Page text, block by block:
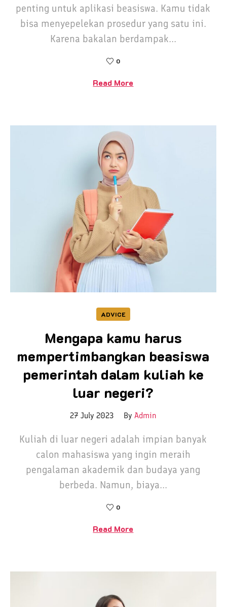
penting untuk aplikasi beasiswa. Kamu tidak
bisa menyepelekan prosedur yang satu ini.
Karena bakalan berdampak...
0
Read More
ADVICE
Mengapa kamu harus
mempertimbangkan beasiswa
pemerintah dalam kuliah ke
luar negeri?
27 July 2023 By Admin
Kuliah di luar negeri adalah impian banyak
calon mahasiswa yang ingin meraih
pengalaman akademik dan budaya yang
berbeda. Namun, biaya...
0
Read More